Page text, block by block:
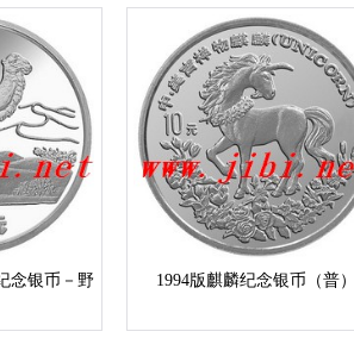
念银币－野
1994版麒麟纪念银币（普